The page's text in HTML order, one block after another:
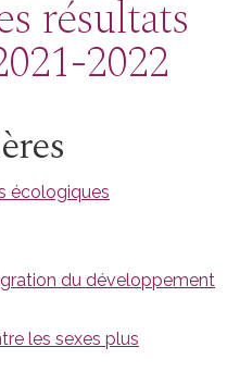
résultats
2022
écologiques
du développement
les sexes plus